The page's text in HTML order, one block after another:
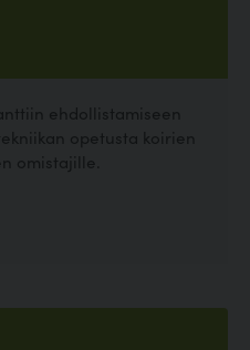
ehdollistamiseen
opetusta koirien
omistajille.